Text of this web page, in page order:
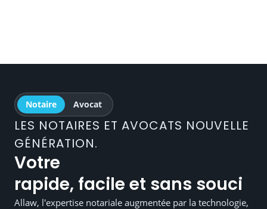
Notaire Avocat
LES NOTAIRES ET AVOCATS NOUVELLE
GÉNÉRATION.
Votre
rapide, facile et sans souci
Allaw, l'expertise notariale augmentée par la technologie,